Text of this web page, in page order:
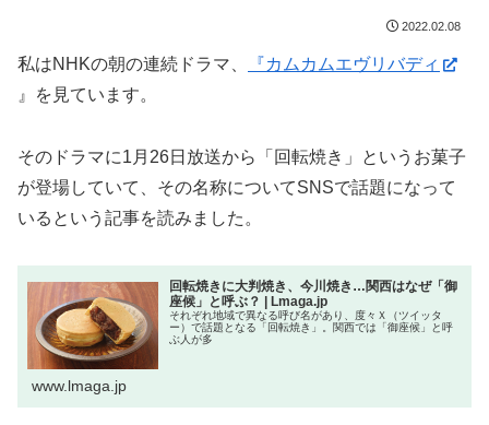
2022.02.08
私はNHKの朝の連続ドラマ、
『カムカムエヴリバディ
』を見ています。
そのドラマに1月26日放送から「回転焼き」というお菓子
が登場していて、その名称についてSNSで話題になって
いるという記事を読みました。
回転焼きに大判焼き、今川焼き…関西はなぜ「御
座候」と呼ぶ？ | Lmaga.jp
それぞれ地域で異なる呼び名があり、度々Ｘ（ツイッタ
ー）で話題となる「回転焼き」。関西では「御座候」と呼
ぶ人が多
www.lmaga.jp